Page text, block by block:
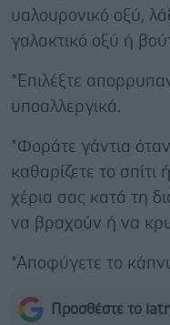
υαλουρονικό οξύ,
γαλακτικό οξύ ή
*Επιλέξτε
υποαλλεργικά.
*Φοράτε γάντια
καθαρίζετε το σπίτι
χέρια σας κατά τη
να βραχούν ή να
*Αποφύγετε το
Προσθέστε το